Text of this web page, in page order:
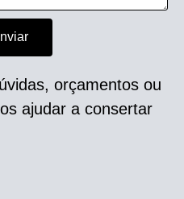
orçamentos ou
ajudar a consertar